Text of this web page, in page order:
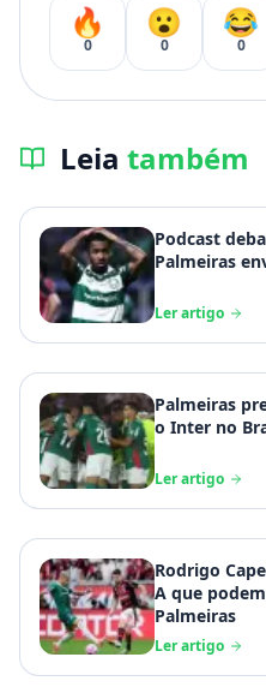
🔥
0
😮
0
😂
0
Leia também
Podcast
Palmeiras
Ler artigo
Palmeiras
o Inter no
Ler artigo
Rodrigo
A que
Palmeiras
Ler artigo